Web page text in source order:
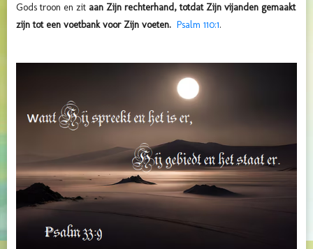
Gods troon en zit aan Zijn rechterhand, totdat Zijn vijanden gemaakt
zijn tot een voetbank voor Zijn voeten. Psalm 110:1.